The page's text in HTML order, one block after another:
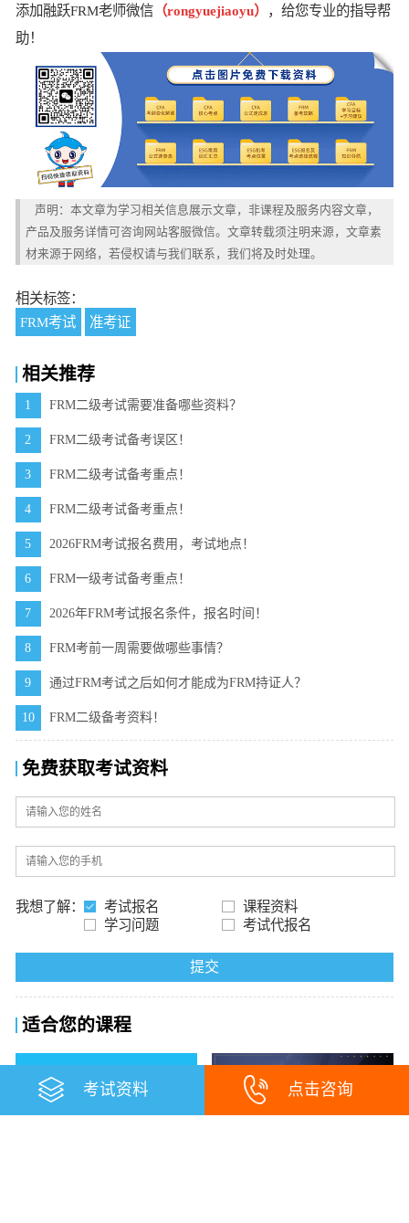
添加融跃FRM老师微信（rongyuejiaoyu）
，给您专业的指导帮
助！
声明：本文章为学习相关信息展示文章，非课程及服务内容文章，
产品及服务详情可咨询网站客服微信。文章转载须注明来源，文章素
材来源于网络，若侵权请与我们联系，我们将及时处理。
相关标签：
FRM考试
准考证
相关推荐
1 FRM二级考试需要准备哪些资料？
2 FRM二级考试备考误区！
3 FRM二级考试备考重点！
4 FRM二级考试备考重点！
5 2026FRM考试报名费用，考试地点！
6 FRM一级考试备考重点！
7 2026年FRM考试报名条件，报名时间！
8 FRM考前一周需要做哪些事情？
9 通过FRM考试之后如何才能成为FRM持证人？
10 FRM二级备考资料！
免费获取考试资料
我想了解： 考试报名
课程资料
学习问题
考试代报名
提交
适合您的课程
考试资料 点击咨询